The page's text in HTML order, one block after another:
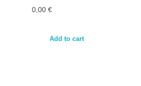
0,00 €
Add to cart